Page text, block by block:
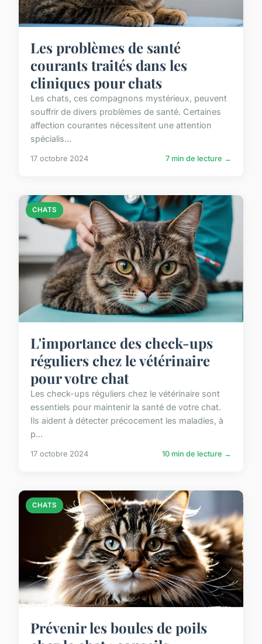
Les problèmes de santé
courants traités dans les
cliniques pour chats
Les chats, ces compagnons mystérieux, peuvent
souffrir de divers problèmes de santé. Certaines
affection courantes nécessitent une attention
spécialis...
17 octobre 2024 7 min de lecture →
CHATS
L'importance des check-ups
réguliers chez le vétérinaire
pour votre chat
Les check-ups réguliers chez le vétérinaire sont
essentiels pour maintenir la santé de votre chat.
Ils aident à détecter précocement les maladies, à
p...
17 octobre 2024 10 min de lecture →
CHATS
Prévenir les boules de poils